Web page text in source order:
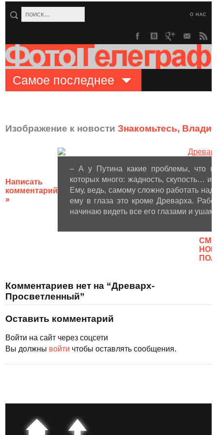
О НАС
Самое последнее
Изображение к новостиЗнакомьтесь,
Написать
комментарий
»
– А у Путина какие проблемы, что
которых много: жадность, скупость… и
Ему, ведь, самому сложно работать над
ему в глаза это кроме Древарха.
начинаю видеть все его глазами и
Комментариев нет на “Древарх-
Просветленный”
Оставить комментарий
Войти на сайт через соцсети
Вы должны войти чтобы оставлять сообщения.